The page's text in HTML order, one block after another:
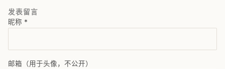
发表留言
昵称 *
邮箱（用于头像，不公开）